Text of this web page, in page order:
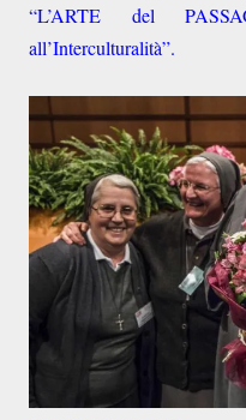
“L’ARTE del
all’Interculturalità”.